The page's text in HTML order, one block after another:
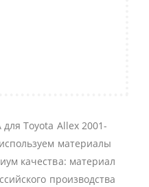
Toyota Allex 2001-
материалы
качества: материал
производства